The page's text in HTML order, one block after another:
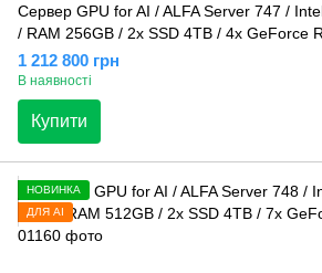
Сервер GPU for AI / ALFA Server 747 /
/ RAM 256GB / 2x SSD 4TB / 4x GeForce
1 212 800 грн
В наявності
Купити
НОВИНКА
ДЛЯ AI